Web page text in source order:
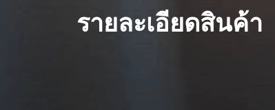
รายละเอียดสินค้า